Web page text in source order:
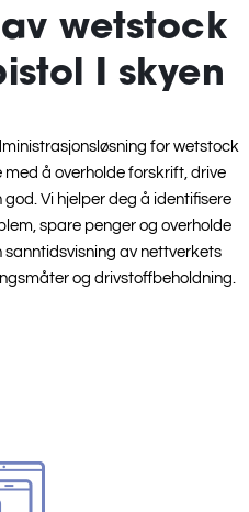
wetstock
I skyen
for wetstock
å overholde forskrift, drive
Vi hjelper deg å identifisere
spare penger og overholde
av nettverkets
og drivstoffbeholdning.